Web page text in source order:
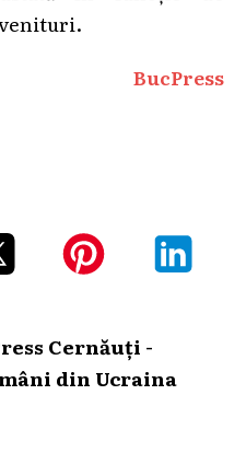
BucPress
Cernăuți -
din Ucraina